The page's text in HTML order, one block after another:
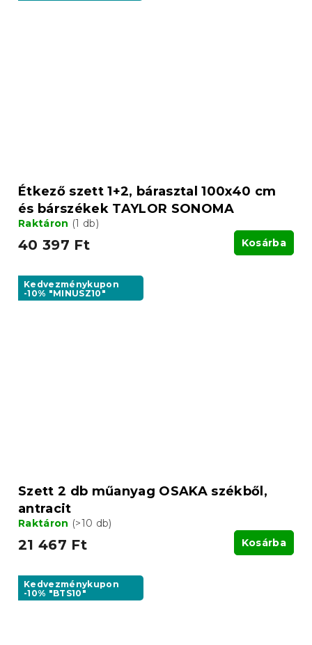
Étkező szett 1+2, bárasztal 100x40 cm
és bárszékek TAYLOR SONOMA
Raktáron (1 db)
40 397 Ft Kosárba
Kedvezménykupon
-10% "MINUSZ10"
Szett 2 db műanyag OSAKA székből,
antracit
Raktáron (>10 db)
21 467 Ft Kosárba
Kedvezménykupon
-10% "BTS10"